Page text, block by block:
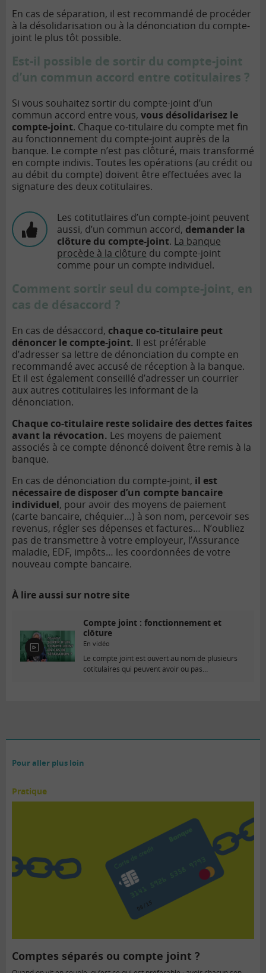
En cas de séparation, il est recommandé de procéder
à la désolidarisation ou à la dénonciation du compte-
joint le plus tôt possible.
Est-il possible de sortir du compte-joint
d’un commun accord entre cotitulaires ?
Si vous souhaitez sortir du compte-joint d’un
commun accord entre vous, vous désolidarisez le
compte-joint. Chaque co-titulaire du compte met fin
au fonctionnement du compte-joint auprès de la
banque. Le compte n’est pas clôturé, mais transformé
en compte indivis. Toutes les opérations (au crédit ou
au débit du compte) doivent être effectuées avec la
signature des deux cotitulaires.
Les cotitutlaires d’un compte-joint peuvent
aussi, d’un commun accord, demander la
clôture du compte-joint. La banque
procède à la clôture du compte-joint
comme pour un compte individuel.
Comment sortir seul du compte-joint, en
cas de désaccord ?
En cas de désaccord, chaque co-titulaire peut
dénoncer le compte-joint. Il est préférable
d’adresser sa lettre de dénonciation du compte en
recommandé avec accusé de réception à la banque.
Et il est également conseillé d’adresser un courrier
aux autres cotitulaires les informant de la
dénonciation.
Chaque co-titulaire reste solidaire des dettes faites
avant la révocation. Les moyens de paiement
associés à ce compte dénoncé doivent être remis à la
banque.
En cas de dénonciation du compte-joint, il est
nécessaire de disposer d’un compte bancaire
individuel, pour avoir des moyens de paiement
(carte bancaire, chéquier…) à son nom, percevoir ses
revenus, régler ses dépenses et factures… N’oubliez
pas de transmettre à votre employeur, l’Assurance
maladie, EDF, impôts… les coordonnées de votre
nouveau compte bancaire.
À lire aussi sur notre site
E
n
Compte joint : fonctionnement et
clôture
En vidéo
Le compte joint est ouvert au nom de plusieurs
cotitulaires qui peuvent avoir ou pas…
Pour aller plus loin
Pratique
Comptes séparés ou compte joint ?